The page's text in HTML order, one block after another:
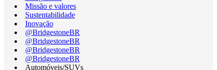
Missão e valores
Sustentabilidade
Inovação
@BridgestoneBR
@BridgestoneBR
@BridgestoneBR
@BridgestoneBR
Automóveis/SUVs